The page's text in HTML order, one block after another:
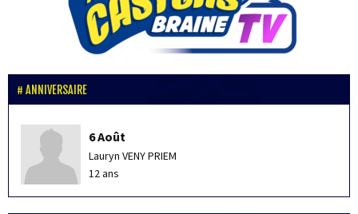
ANNIVERSAIRE
6 Août
Lauryn VENY PRIEM
12 ans